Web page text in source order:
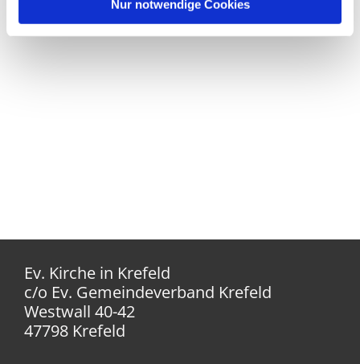
Nur notwendige Cookies
Ev. Kirche in Krefeld
c/o Ev. Gemeindeverband Krefeld
Westwall 40-42
47798 Krefeld